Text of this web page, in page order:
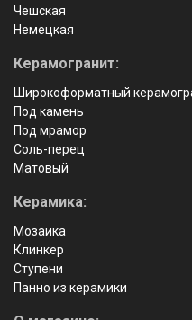
Чешская
Немецкая
Керамогранит:
Широкоформатный
Под камень
Под мрамор
Соль-перец
Матовый
Керамика:
Мозаика
Клинкер
Ступени
Панно из керамики